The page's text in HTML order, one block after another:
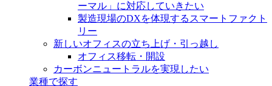
ーマル」に対応していきたい
製造現場のDXを体現するスマートファクト
リー
新しいオフィスの立ち上げ・引っ越し
オフィス移転・開設
カーボンニュートラルを実現したい
業種で探す